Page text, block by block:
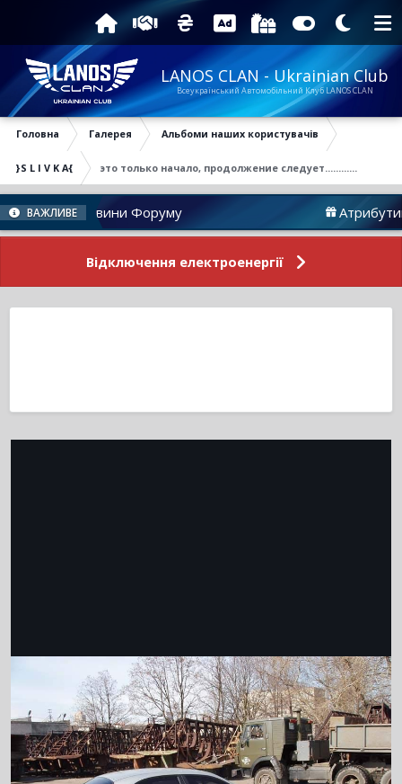
LANOS CLAN - Ukrainian Club
Всеукраїнський Автомобільний Клуб LANOS CLAN
Головна Галерея Альбоми наших користувачів
}S L I V K A{ это только начало, продолжение следует............
ВАЖЛИВЕ
Новини Форуму Атрибутика
Відключення електроенергії